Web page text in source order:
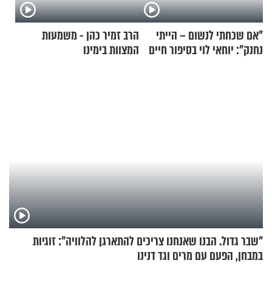
"אם שכחתי לנשום – הייתי
נחנק": יוחאי לוי בסיפור חיים
הרב זמיר כהן - משמעות
המצוות בימינו
"שבר גדול. הבנו שאנחנו צריכים להתארגן להלוויה": זוגיות
במבחן, הפעם עם מרים וגד דנינו